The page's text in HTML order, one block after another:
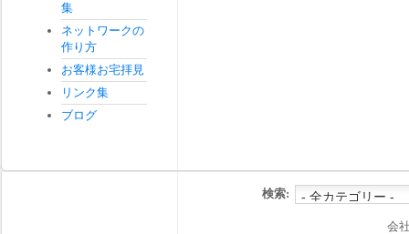
集
ネットワークの
作り方
お客様お宅拝見
リンク集
ブログ
検索:
会